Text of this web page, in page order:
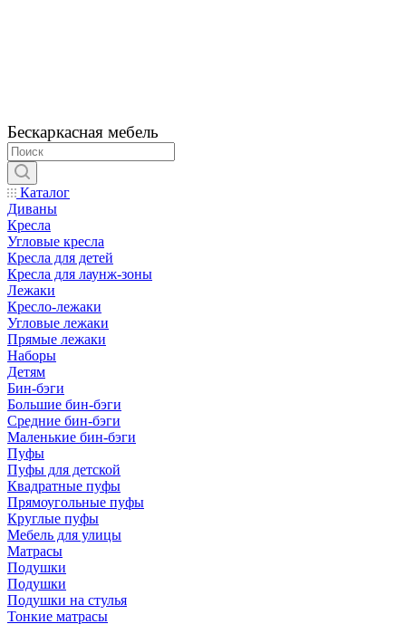
Бескаркасная мебель
Каталог
Диваны
Кресла
Угловые кресла
Кресла для детей
Кресла для лаунж-зоны
Лежаки
Кресло-лежаки
Угловые лежаки
Прямые лежаки
Наборы
Детям
Бин-бэги
Большие бин-бэги
Средние бин-бэги
Маленькие бин-бэги
Пуфы
Пуфы для детской
Квадратные пуфы
Прямоугольные пуфы
Круглые пуфы
Мебель для улицы
Матрасы
Подушки
Подушки
Подушки на стулья
Тонкие матрасы